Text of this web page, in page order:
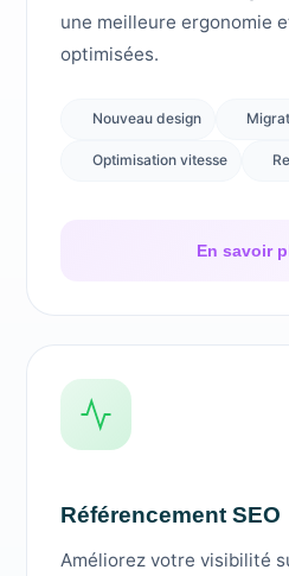
une meilleure ergonomie
optimisées.
Nouveau design
Optimisation vitesse
En savoir
Référencement SEO
Améliorez votre visibilité